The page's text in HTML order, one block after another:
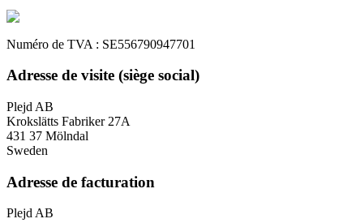
Numéro de TVA : SE556790947701
Adresse de visite (siège social)
Plejd AB
Krokslätts Fabriker 27A
431 37 Mölndal
Sweden
Adresse de facturation
Plejd AB